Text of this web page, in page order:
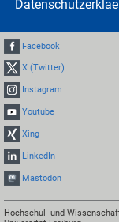
Facebook
X (Twitter)
Instagram
Youtube
Xing
LinkedIn
Mastodon
Hochschul- und